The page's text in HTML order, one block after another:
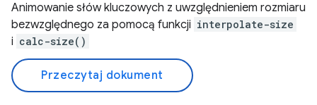
Animowanie słów kluczowych z uwzględnieniem rozmiaru
bezwzględnego za pomocą funkcji interpolate-size
i calc-size()
Przeczytaj dokument